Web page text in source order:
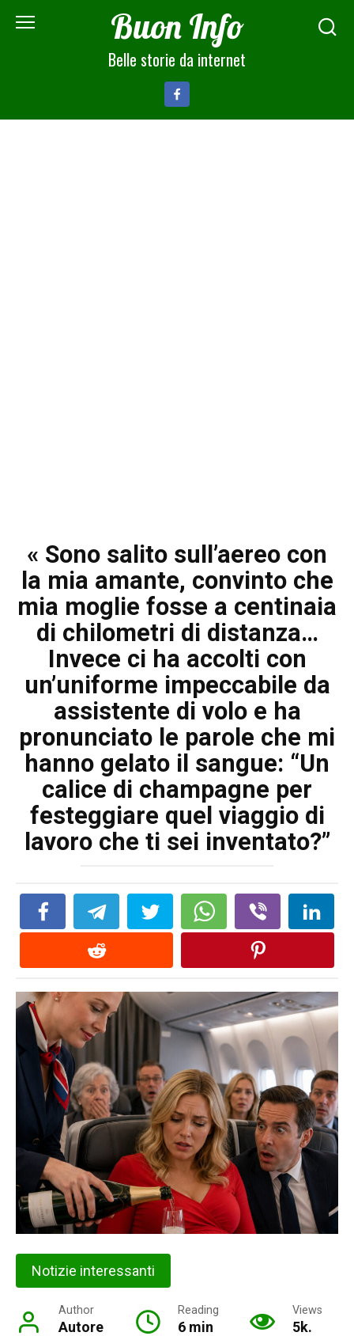
Buon Info
Belle storie da internet
« Sono salito sull’aereo con
la mia amante, convinto che
mia moglie fosse a centinaia
di chilometri di distanza…
Invece ci ha accolti con
un’uniforme impeccabile da
assistente di volo e ha
pronunciato le parole che mi
hanno gelato il sangue: “Un
calice di champagne per
festeggiare quel viaggio di
lavoro che ti sei inventato?”
Notizie interessanti
Author
Autore
Reading
6 min
Views
5k.